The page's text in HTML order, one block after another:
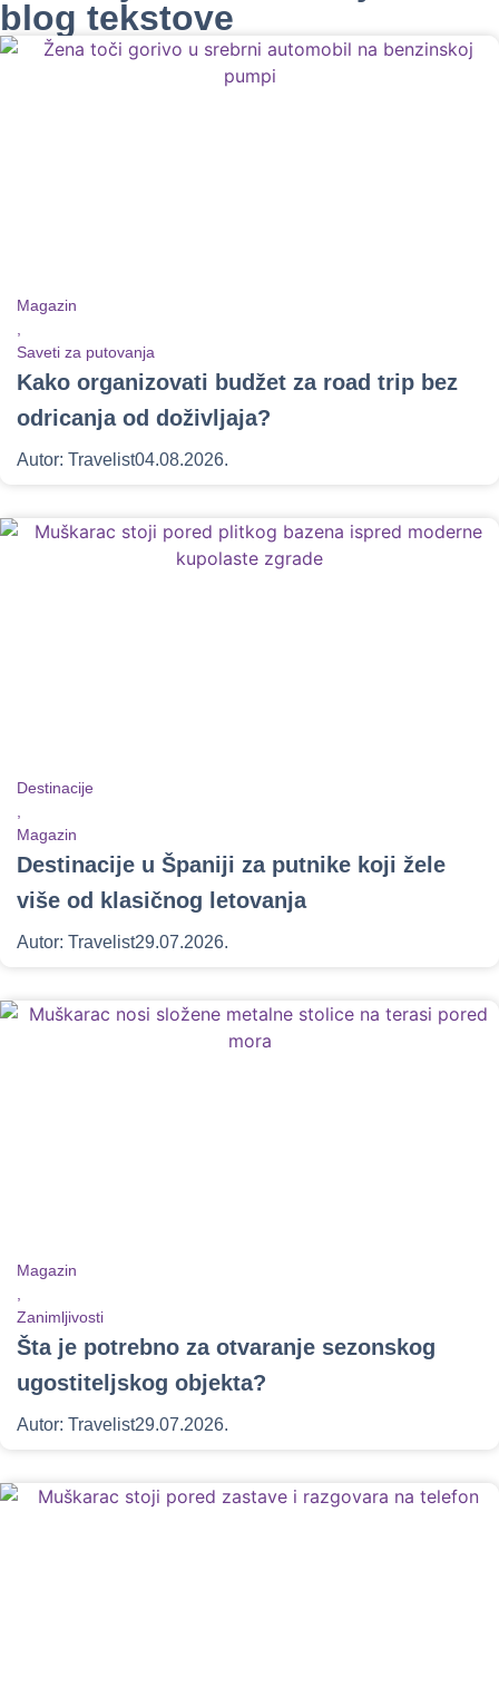
blog tekstove
Magazin
Saveti za putovanja
Kako organizovati budžet za road trip bez
odricanja od doživljaja?
Autor: Travelist04.08.2026.
Destinacije
Magazin
Destinacije u Španiji za putnike koji žele
više od klasičnog letovanja
Autor: Travelist29.07.2026.
Magazin
Zanimljivosti
Šta je potrebno za otvaranje sezonskog
ugostiteljskog objekta?
Autor: Travelist29.07.2026.